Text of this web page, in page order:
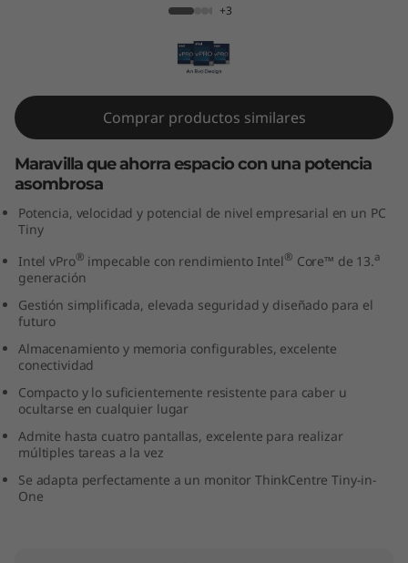
T
n
(
I
n
t
e
l
+3
Comprar productos similares
Maravilla que ahorra espacio con una potencia
asombrosa
Potencia, velocidad y potencial de nivel empresarial en un PC
Tiny
Intel vPro® impecable con rendimiento Intel® Core™ de 13.a
generación
Gestión simplificada, elevada seguridad y diseñado para el
futuro
Almacenamiento y memoria configurables, excelente
conectividad
Compacto y lo suficientemente resistente para caber u
ocultarse en cualquier lugar
Admite hasta cuatro pantallas, excelente para realizar
múltiples tareas a la vez
Se adapta perfectamente a un monitor ThinkCentre Tiny-in-
One